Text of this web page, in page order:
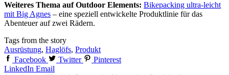
Weiteres Thema auf Outdoor Elements: Bikepacking ultra-leicht
mit Big Agnes – eine speziell entwickelte Produktlinie für das
Abenteuer auf zwei Rädern.
Tags from the story
Ausrüstung, Haglöfs, Produkt
Facebook
Twitter
Pinterest
LinkedIn Email